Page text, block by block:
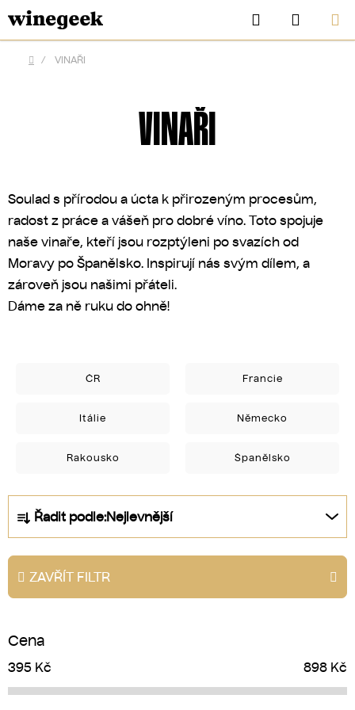
Přejít
na
obsah
Hledat
KOŠÍK
Domů
/ VINAŘI
VINAŘI
Soulad s přírodou a úcta k přirozeným procesům,
radost z práce a vášeň pro dobré víno. Toto spojuje
naše vinaře, kteří jsou rozptýleni po svazích od
Moravy po Španělsko. Inspirují nás svým dílem, a
zároveň jsou našimi přáteli.
Dáme za ně ruku do ohně!
ČR Francie
Itálie Německo
Rakousko Španělsko
a
z
e
n
r
o
d
Řadit podle:Nejlevnější
ZAVŘÍT FILTR
Cena
395 Kč 898 Kč